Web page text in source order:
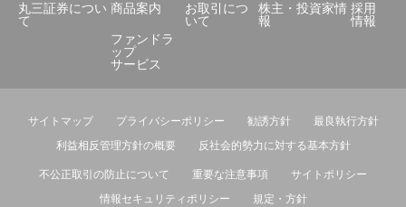
丸三証券につい
て
商品案内
ファンドラ
ップ
サービス
お取引につ
いて
株主・投資家情
報
採用
情報
サイトマップ プライバシーポリシー 勧誘方針
最良執行方針
利益相反管理方針の概要
反社会的勢力に対する基本方針
不公正取引の防止について 重要な注意事項
サイトポリシー
情報セキュリティポリシー
規定・方針